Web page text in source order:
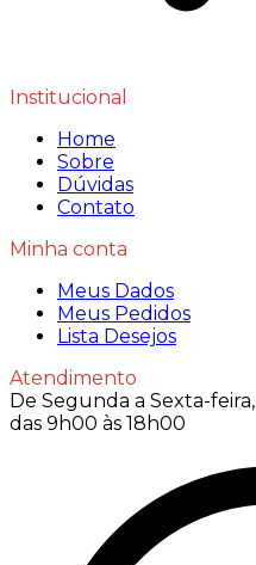
Institucional
Home
Sobre
Dúvidas
Contato
Minha conta
Meus Dados
Meus Pedidos
Lista Desejos
Atendimento
De Segunda a Sexta-feira,
das 9h00 às 18h00